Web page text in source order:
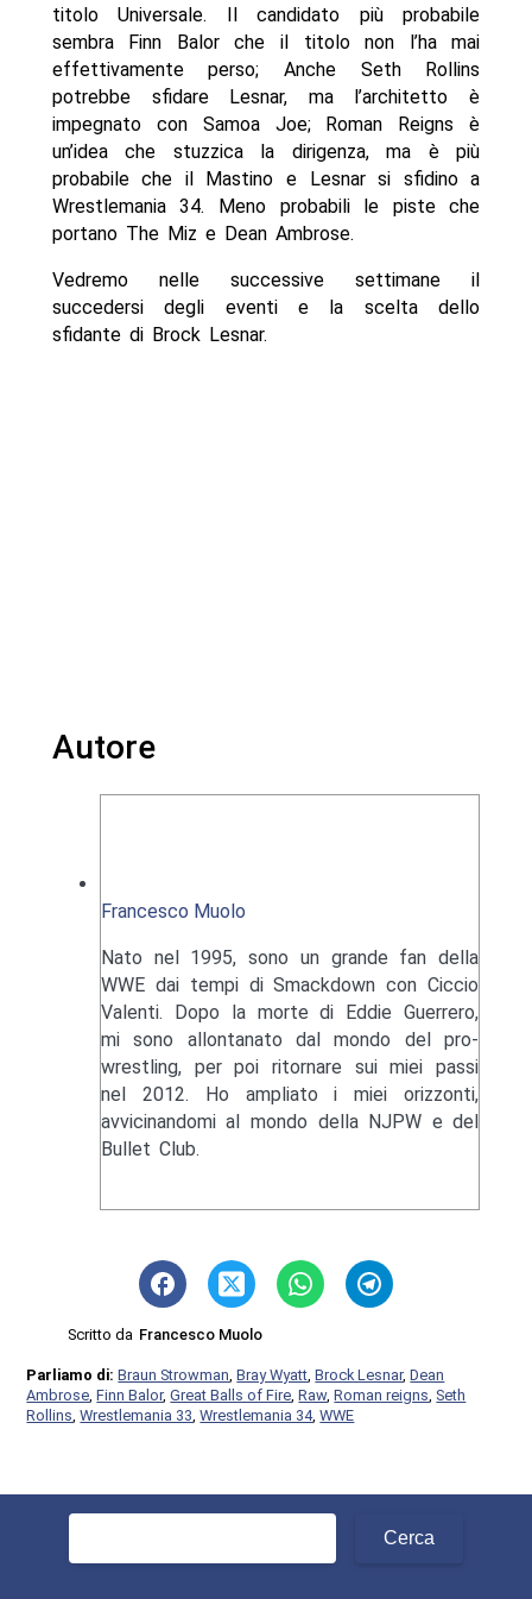
titolo Universale. Il candidato più probabile
sembra Finn Balor che il titolo non l’ha mai
effettivamente perso; Anche Seth Rollins
potrebbe sfidare Lesnar, ma l’architetto è
impegnato con Samoa Joe; Roman Reigns è
un’idea che stuzzica la dirigenza, ma è più
probabile che il Mastino e Lesnar si sfidino a
Wrestlemania 34. Meno probabili le piste che
portano The Miz e Dean Ambrose.
Vedremo nelle successive settimane il
succedersi degli eventi e la scelta dello
sfidante di Brock Lesnar.
Autore
Francesco Muolo
Nato nel 1995, sono un grande fan della
WWE dai tempi di Smackdown con Ciccio
Valenti. Dopo la morte di Eddie Guerrero,
mi sono allontanato dal mondo del pro-
wrestling, per poi ritornare sui miei passi
nel 2012. Ho ampliato i miei orizzonti,
avvicinandomi al mondo della NJPW e del
Bullet Club.
Scritto da Francesco Muolo
Parliamo di:Braun Strowman,Bray Wyatt,Brock Lesnar,Dean
Ambrose,Finn Balor,Great Balls of Fire,Raw,Roman reigns,Seth
Rollins,Wrestlemania 33,Wrestlemania 34,WWE
Ricerca